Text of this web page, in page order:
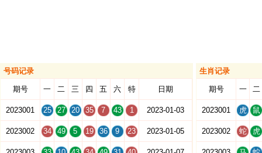
号码记录
期号 一 二 三 四 五 六 特 日期
2023001 25 27 20 35 7 43 1 2023-01-03
2023002 34 49 5 19 36 9 23 2023-01-05
生肖记录
期号 一 二
2023001 虎 鼠
2023002 蛇 虎